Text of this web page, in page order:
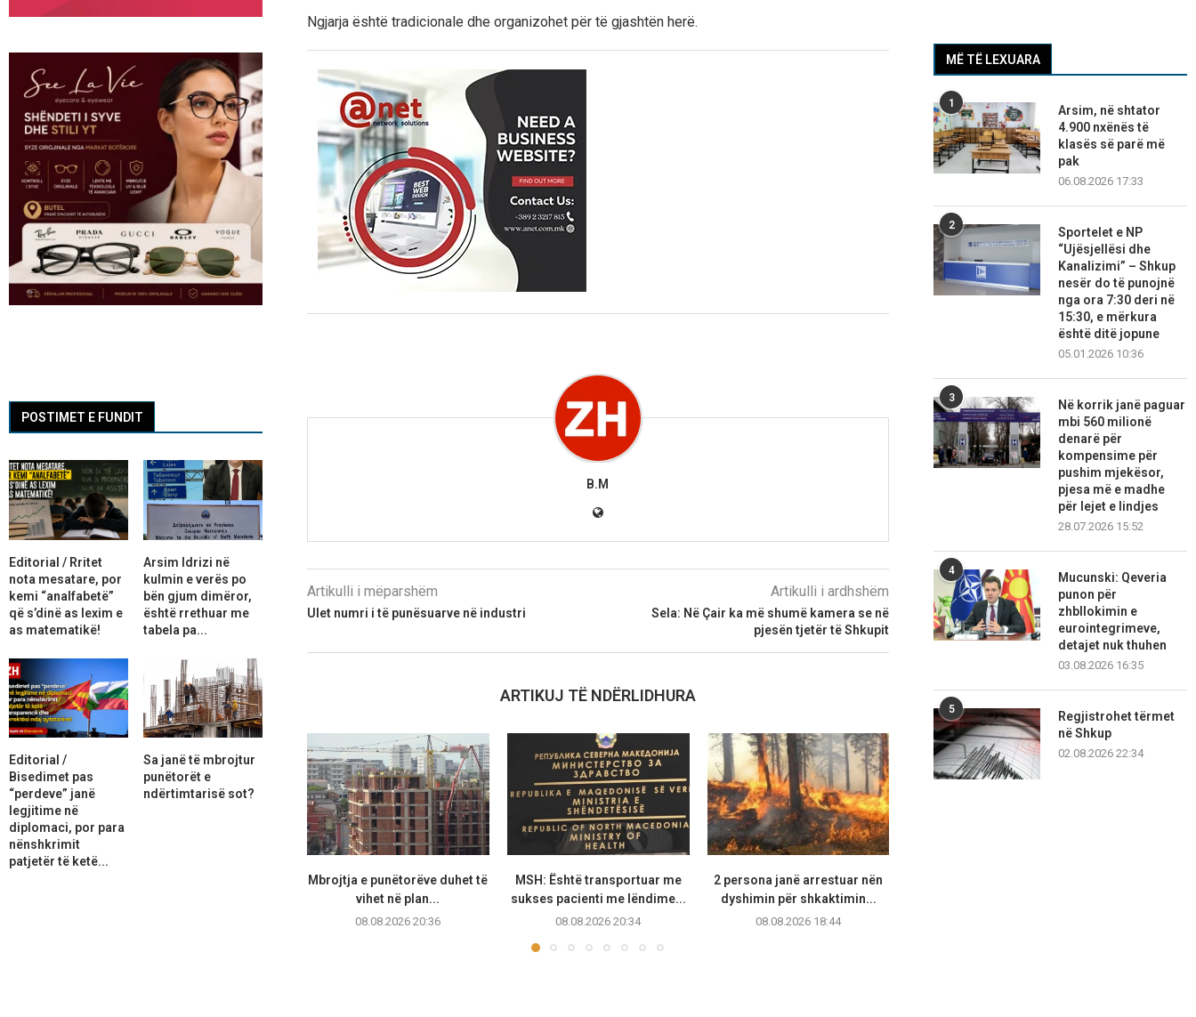
Ngjarja është tradicionale dhe organizohet për të gjashtën herë.
B.M
Artikulli i mëparshëm
Ulet numri i të punësuarve në industri
Artikulli i ardhshëm
Sela: Në Çair ka më shumë kamera se në
pjesën tjetër të Shkupit
ARTIKUJ TË NDËRLIDHURA
Mbrojtja e punëtorëve duhet të
vihet në plan...
08.08.2026 20:36
MSH: Është transportuar me
sukses pacienti me lëndime...
08.08.2026 20:34
2 persona janë arrestuar nën
dyshimin për shkaktimin...
08.08.2026 18:44
MË TË LEXUARA
1
Arsim, në shtator
4.900 nxënës të
klasës së parë më
pak
06.08.2026 17:33
2
Sportelet e NP
“Ujësjellësi dhe
Kanalizimi” – Shkup
nesër do të punojnë
nga ora 7:30 deri në
15:30, e mërkura
është ditë jopune
05.01.2026 10:36
3
Në korrik janë paguar
mbi 560 milionë
denarë për
kompensime për
pushim mjekësor,
pjesa më e madhe
për lejet e lindjes
28.07.2026 15:52
4
Mucunski: Qeveria
punon për
zhbllokimin e
eurointegrimeve,
detajet nuk thuhen
03.08.2026 16:35
5
Regjistrohet tërmet
në Shkup
02.08.2026 22:34
POSTIMET E FUNDIT
Editorial / Rritet
nota mesatare, por
kemi “analfabetë”
që s’dinë as lexim e
as matematikë!
Arsim Idrizi në
kulmin e verës po
bën gjum dimëror,
është rrethuar me
tabela pa...
Editorial /
Bisedimet pas
“perdeve” janë
legjitime në
diplomaci, por para
nënshkrimit
patjetër të ketë...
Sa janë të mbrojtur
punëtorët e
ndërtimtarisë sot?